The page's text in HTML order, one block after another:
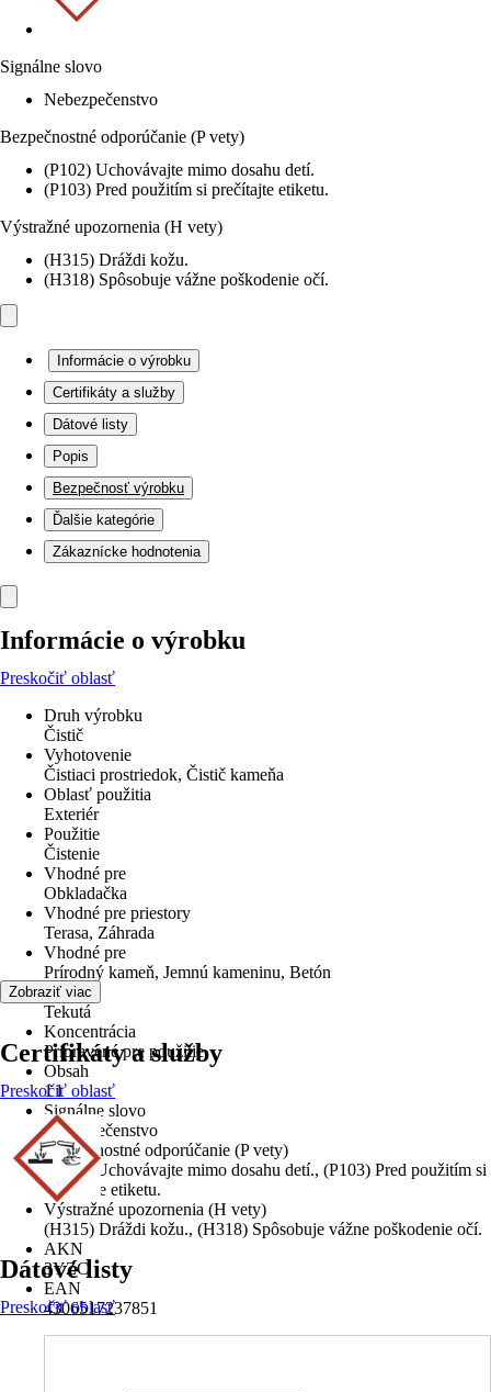
Signálne slovo
Nebezpečenstvo
Bezpečnostné odporúčanie (P vety)
(P102) Uchovávajte mimo dosahu detí.
(P103) Pred použitím si prečítajte etiketu.
Výstražné upozornenia (H vety)
(H315) Dráždi kožu.
(H318) Spôsobuje vážne poškodenie očí.
Informácie o výrobku
Certifikáty a služby
Dátové listy
Popis
Bezpečnosť výrobku
Ďalšie kategórie
Zákaznícke hodnotenia
Informácie o výrobku
Preskočiť oblasť
Druh výrobku
Čistič
Vyhotovenie
Čistiaci prostriedok, Čistič kameňa
Oblasť použitia
Exteriér
Použitie
Čistenie
Vhodné pre
Obkladačka
Vhodné pre priestory
Terasa, Záhrada
Vhodné pre
Prírodný kameň, Jemnú kameninu, Betón
Forma
Tekutá
Koncentrácia
Pripravené pre použitie
Obsah
1 l
Signálne slovo
Nebezpečenstvo
Bezpečnostné odporúčanie (P vety)
(P102) Uchovávajte mimo dosahu detí., (P103) Pred použitím si
prečítajte etiketu.
Výstražné upozornenia (H vety)
(H315) Dráždi kožu., (H318) Spôsobuje vážne poškodenie očí.
AKN
3YZC
EAN
4306517237851
Zobraziť viac
Certifikáty a služby
Preskočiť oblasť
Dátové listy
Preskočiť oblasť